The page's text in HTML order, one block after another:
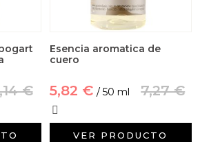
€
Esencia aromatica de
cuero
5,82 € / 50 ml 7,27 €
VER PRODUCTO
K-Beauty